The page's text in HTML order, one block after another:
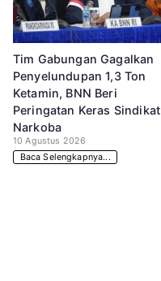
Tim Gabungan Gagalkan
Penyelundupan 1,3 Ton
Ketamin, BNN Beri
Peringatan Keras Sindikat
Narkoba
10 Agustus 2026
Baca Selengkapnya...